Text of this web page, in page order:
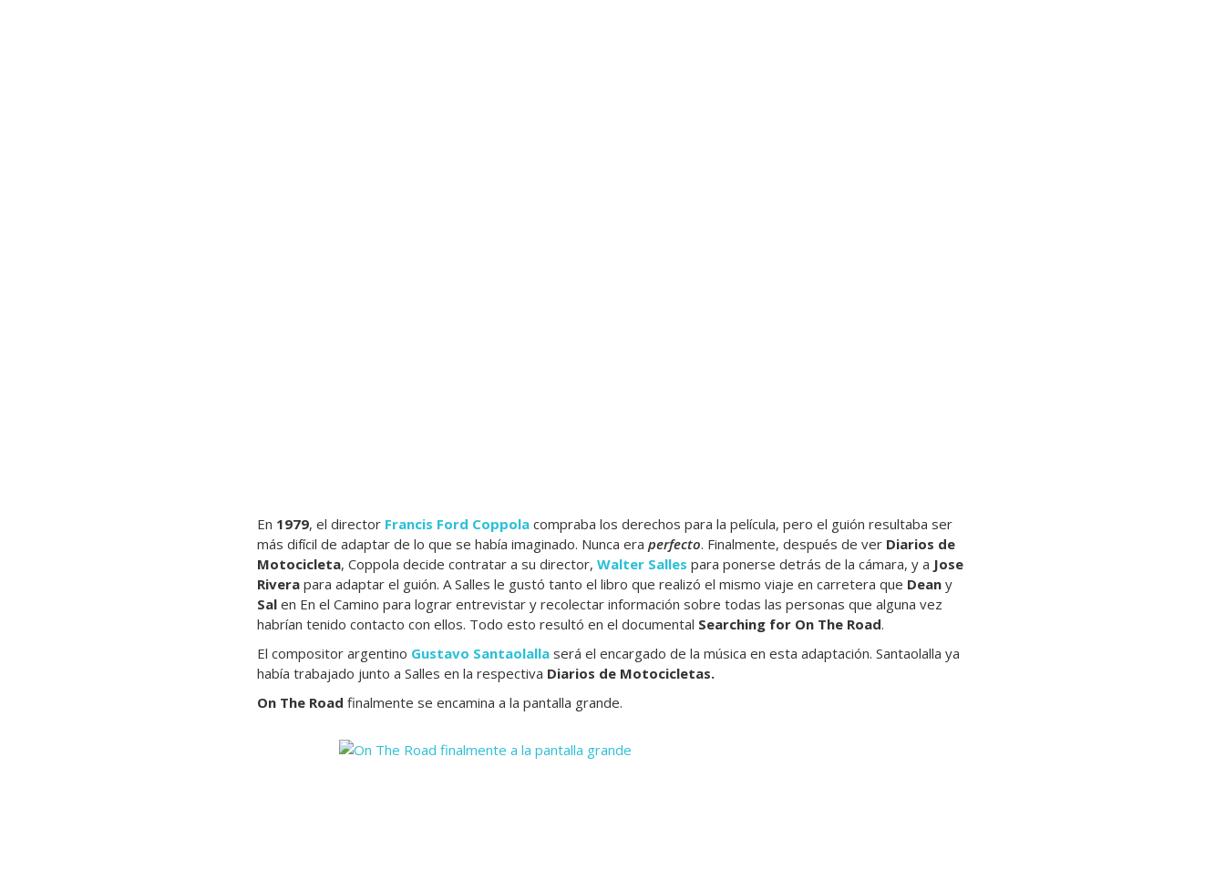
En 1979, el director Francis Ford Coppola compraba los derechos para la película, pero el guión resultaba ser
más difícil de adaptar de lo que se había imaginado. Nunca era perfecto. Finalmente, después de ver Diarios de
Motocicleta, Coppola decide contratar a su director, Walter Salles para ponerse detrás de la cámara, y a Jose
Rivera para adaptar el guión. A Salles le gustó tanto el libro que realizó el mismo viaje en carretera que Dean y
Sal en En el Camino para lograr entrevistar y recolectar información sobre todas las personas que alguna vez
habrían tenido contacto con ellos. Todo esto resultó en el documental Searching for On The Road.
El compositor argentino Gustavo Santaolalla será el encargado de la música en esta adaptación. Santaolalla ya
había trabajado junto a Salles en la respectiva Diarios de Motocicletas.
On The Road finalmente se encamina a la pantalla grande.